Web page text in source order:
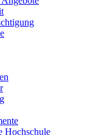
Hochschule